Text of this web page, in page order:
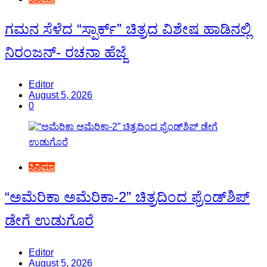
ಗಮನ ಸೆಳೆದ “ಸ್ಪಾರ್ಕ್” ಚಿತ್ರದ ವಿಶೇಷ ಹಾಡಿನಲ್ಲಿ
ನಿರಂಜನ್- ರಚನಾ ಹೆಜ್ಜೆ
Editor
August 5, 2026
0
ಸಿನಿಮಾ
“ಅಮೆರಿಕಾ ಅಮೆರಿಕಾ-2” ಚಿತ್ರದಿಂದ ಫ್ರೆಂಡ್‍ಶಿಪ್
ಡೇಗೆ ಉಡುಗೊರೆ
Editor
August 5, 2026